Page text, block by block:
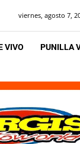
viernes, agosto 7,
VIVO PUNILLA